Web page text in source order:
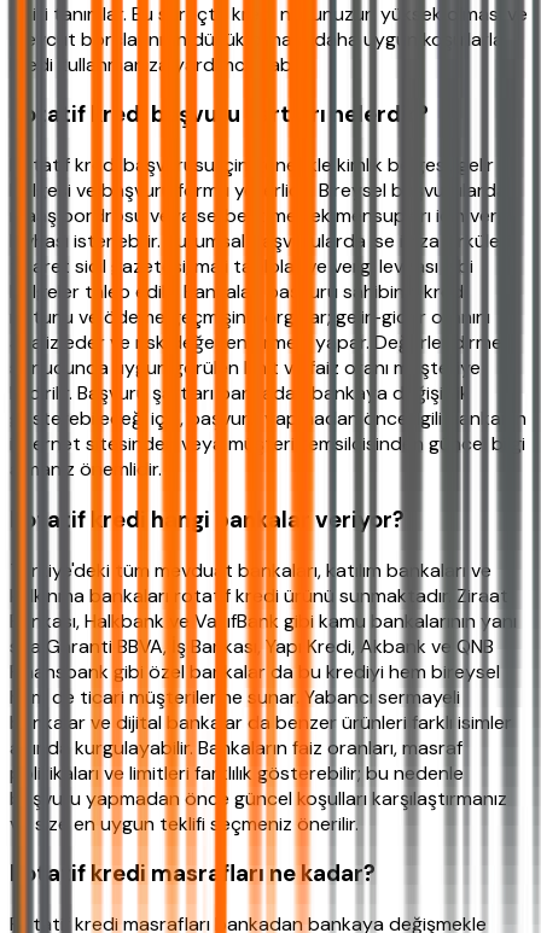
limiti tanımlar. Bu süreçte kredi notunuzun yüksek olması ve
mevcut borçlarınızın düşük olması, daha uygun koşullarla
kredi kullanmanıza yardımcı olabilir.
Rotatif kredi başvuru şartları nelerdir?
Rotatif kredi başvurusu için genellikle kimlik belgesi, gelir
belgesi ve başvuru formu yeterlidir. Bireysel başvurularda
maaş bordrosu veya serbest meslek mensupları için vergi
levhası istenebilir. Kurumsal başvurularda ise imza sirküleri,
ticaret sicil gazetesi, mali tablolar ve vergi levhası gibi
belgeler talep edilir. Bankalar, başvuru sahibinin kredi
notunu ve ödeme geçmişini sorgular; gelir-gider oranını
analiz eder ve risk değerlendirmesi yapar. Değerlendirme
sonucunda uygun görülen limit ve faiz oranı müşteriye
bildirilir. Başvuru şartları bankadan bankaya değişiklik
gösterebileceği için, başvuru yapmadan önce ilgili bankanın
internet sitesinden veya müşteri temsilcisinden güncel bilgi
almanız önemlidir.
Rotatif kredi hangi bankalar veriyor?
Türkiye'deki tüm mevduat bankaları, katılım bankaları ve
kalkınma bankaları rotatif kredi ürünü sunmaktadır. Ziraat
Bankası, Halkbank ve VakıfBank gibi kamu bankalarının yanı
sıra Garanti BBVA, İş Bankası, Yapı Kredi, Akbank ve QNB
Finansbank gibi özel bankalar da bu krediyi hem bireysel
hem de ticari müşterilerine sunar. Yabancı sermayeli
bankalar ve dijital bankalar da benzer ürünleri farklı isimler
altında kurgulayabilir. Bankaların faiz oranları, masraf
politikaları ve limitleri farklılık gösterebilir; bu nedenle
başvuru yapmadan önce güncel koşulları karşılaştırmanız
ve size en uygun teklifi seçmeniz önerilir.
Rotatif kredi masrafları ne kadar?
Rotatif kredi masrafları bankadan bankaya değişmekle